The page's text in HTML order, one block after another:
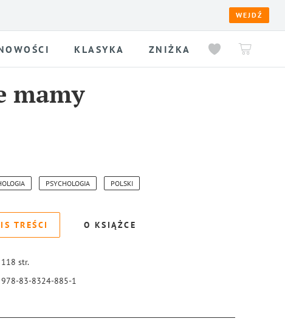
WEJDŹ
KLASYKA ZNIŻKA
mamy
PSYCHOLOGIA POLSKI
TREŚCI O KSIĄŻCE
118 str.
978-83-8324-885-1